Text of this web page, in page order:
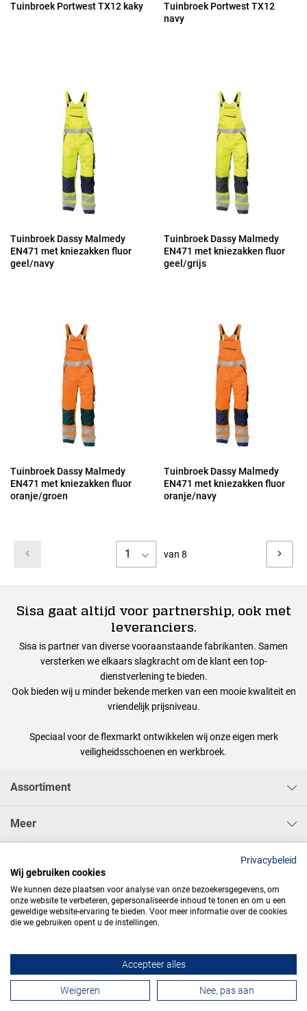
Tuinbroek Portwest TX12 kaky
Tuinbroek Portwest TX12
navy
Tuinbroek Dassy Malmedy
EN471 met kniezakken fluor
geel/navy
Tuinbroek Dassy Malmedy
EN471 met kniezakken fluor
geel/grijs
Tuinbroek Dassy Malmedy
EN471 met kniezakken fluor
oranje/groen
Tuinbroek Dassy Malmedy
EN471 met kniezakken fluor
oranje/navy
1 van 8
Sisa gaat altijd voor partnership, ook met
leveranciers.
Sisa is partner van diverse vooraanstaande fabrikanten. Samen
versterken we elkaars slagkracht om de klant een top-
dienstverlening te bieden.
Ook bieden wij u minder bekende merken van een mooie kwaliteit en
vriendelijk prijsniveau.
Speciaal voor de flexmarkt ontwikkelen wij onze eigen merk
veiligheidsschoenen en werkbroek.
Assortiment
Meer
Algemene voorwaarden Privacy Webdesign
Contactformulier
Privacybeleid
Wij gebruiken cookies
We kunnen deze plaatsen voor analyse van onze bezoekersgegevens, om
onze website te verbeteren, gepersonaliseerde inhoud te tonen en om u een
geweldige website-ervaring te bieden. Voor meer informatie over de cookies
die we gebruiken opent u de instellingen.
Accepteer alles
Weigeren Nee, pas aan